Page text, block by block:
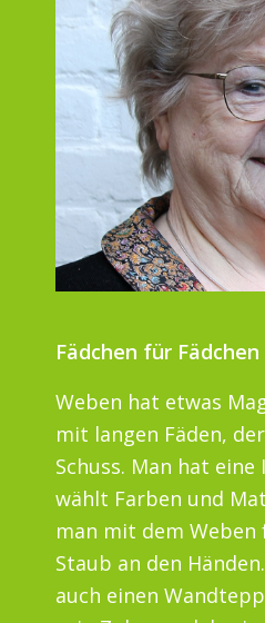
Fädchen für Fädchen
Weben hat etwas
mit langen Fäden,
Schuss. Man hat
wählt Farben und
man mit dem
Staub an den
auch einen